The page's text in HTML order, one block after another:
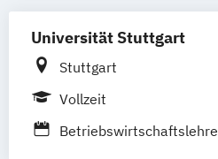
Universität Stuttgart
Stuttgart
Vollzeit
Betriebswirtschaftslehre